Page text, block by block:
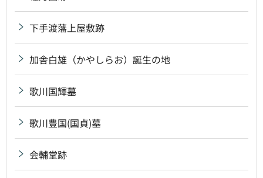
下手渡藩上屋敷跡
加舎白雄（かやしらお）誕生の地
歌川国輝墓
歌川豊国(国貞)墓
会輔堂跡